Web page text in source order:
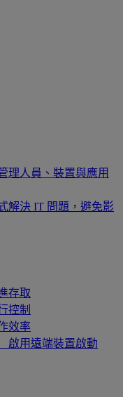
理人員、裝置與應用
解決 IT 問題，避免影
存取
控制
效率
啟用遠端裝置啟動